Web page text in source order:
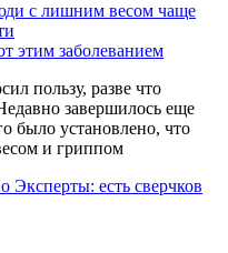
с лишним весом чаще
этим заболеванием
пользу, разве что
завершилось еще
было установлено, что
и гриппом
Эксперты: есть сверчков